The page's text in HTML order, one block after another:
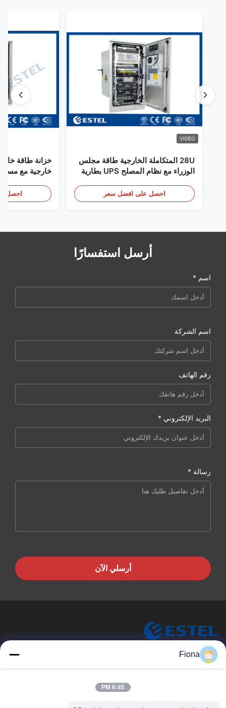
VIDEO
28U المتكاملة الخارجية طاقة مجلس
الوزراء مع نظام المصلح UPS بطارية
احصل على افضل سعر
خزانة طاقة
خارجية مع
احصل
أرسل استفسارًا
اسم *
اسم الشركة
رقم الهاتف
البريد الإلكتروني *
رسالة *
أرسلي الآن
ESTEL (GUANGDONG) TECHNOLOGY CO., LTD.
Fiona
6:45 PM